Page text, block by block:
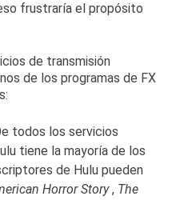
frustraría el propósito
de transmisión
de los programas de FX
todos los servicios
tiene la mayoría de los
de Hulu pueden
Horror Story, The